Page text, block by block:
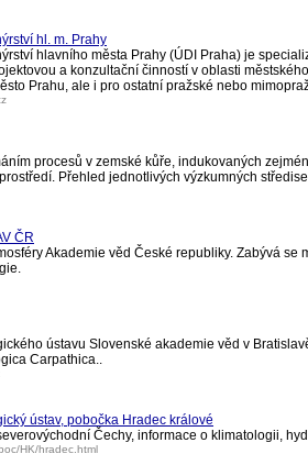
hl. m. Prahy
hlavního města Prahy (ÚDI Praha) je
a konzultační činností v oblasti
Prahu, ale i pro ostatní pražské nebo
procesů v zemské kůře, indukovaných
Přehled jednotlivých výzkumných
ČR
Akademie věd České republiky. Zabývá se
ústavu Slovenské akademie věd v
Carpathica..
ústav, pobočka Hradec králové
Čechy, informace o klimatologii,
HK/hradec.html